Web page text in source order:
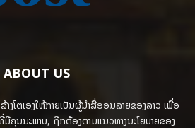
ABOUT US
ງໂຕເອງໃຫ້ກາຍເປັນຜູ້ນຳສື່ອອນລາຍຂອງລາວ ເພື່ອ
ຄຸນນະພາບ, ຖືກຕ້ອງຕາມແນວທາງນະໂຍບາຍຂອງ